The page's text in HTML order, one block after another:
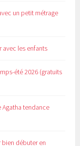
un petit métrage
avec les enfants
été 2026 (gratuits
Agatha tendance
débuter en